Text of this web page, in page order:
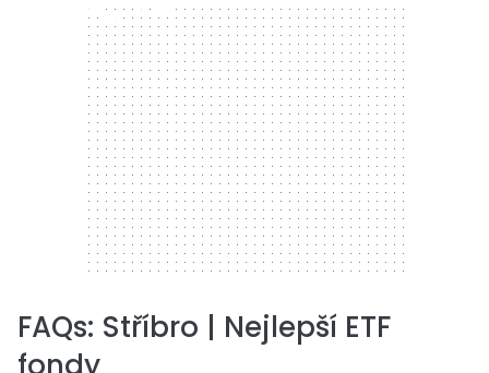
300 x 250
FAQs: Stříbro | Nejlepší ETF
fondy